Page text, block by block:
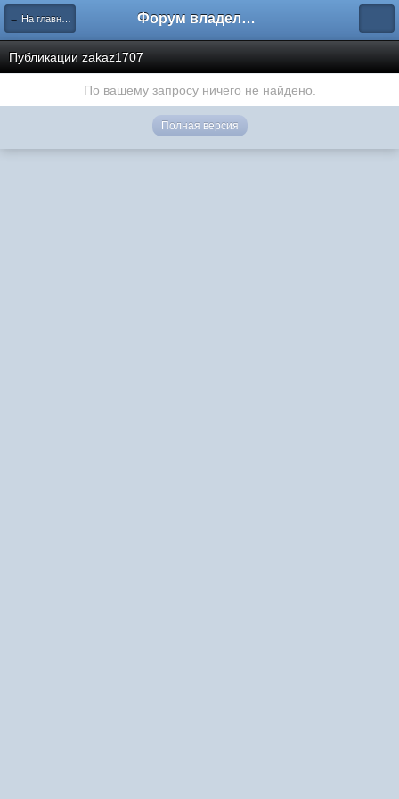
← На главную Форум владельцев интернет-магазинов
Публикации zakaz1707
По вашему запросу ничего не найдено.
Полная версия